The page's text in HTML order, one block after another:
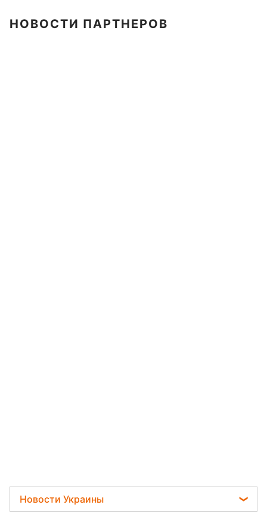
НОВОСТИ ПАРТНЕРОВ
Новости Украины